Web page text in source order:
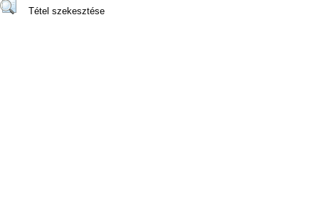
Tétel szekesztése